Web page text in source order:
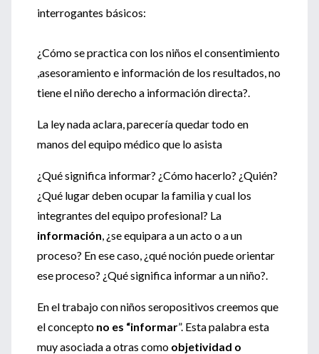
interrogantes básicos:
¿Cómo se practica con los niños el consentimiento
,asesoramiento e información de los resultados, no
tiene el niño derecho a información directa?.
La ley nada aclara, parecería quedar todo en
manos del equipo médico que lo asista
¿Qué significa informar? ¿Cómo hacerlo? ¿Quién?
¿Qué lugar deben ocupar la familia y cual los
integrantes del equipo profesional? La
información, ¿se equipara a un acto o a un
proceso? En ese caso, ¿qué noción puede orientar
ese proceso? ¿Qué significa informar a un niño?.
En el trabajo con niños seropositivos creemos que
el concepto no es “informar”. Esta palabra esta
muy asociada a otras como objetividad o